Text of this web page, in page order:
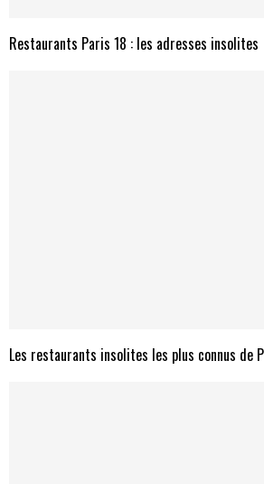
Restaurants Paris 18 : les adresses insolites
Les restaurants insolites les plus connus de